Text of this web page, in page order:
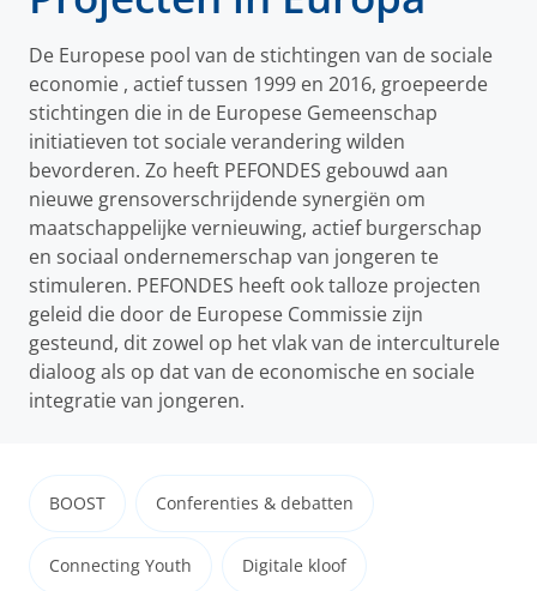
De Europese pool van de stichtingen van de sociale
economie , actief tussen 1999 en 2016, groepeerde
stichtingen die in de Europese Gemeenschap
initiatieven tot sociale verandering wilden
bevorderen. Zo heeft PEFONDES gebouwd aan
nieuwe grensoverschrijdende synergiën om
maatschappelijke vernieuwing, actief burgerschap
en sociaal ondernemerschap van jongeren te
stimuleren. PEFONDES heeft ook talloze projecten
geleid die door de Europese Commissie zijn
gesteund, dit zowel op het vlak van de interculturele
dialoog als op dat van de economische en sociale
integratie van jongeren.
BOOST Conferenties & debatten
Connecting Youth Digitale kloof